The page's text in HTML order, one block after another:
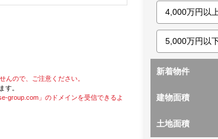
んので、ご注意ください。
す。
group.com」のドメインを受信できるよ
新着物件
建物面積
土地面積